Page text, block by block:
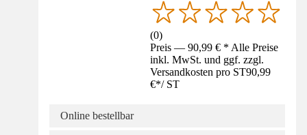
(0)
Preis — 90,99 € * Alle Preise
inkl. MwSt. und ggf. zzgl.
Versandkosten pro ST90,99
€*/ ST
Online bestellbar